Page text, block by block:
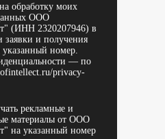
обработку моих
ООО
(ИНН 2320207946) в
заявки и получения
номер.
— по
privacy-
рекламные и
материалы от ООО
на указанный номер